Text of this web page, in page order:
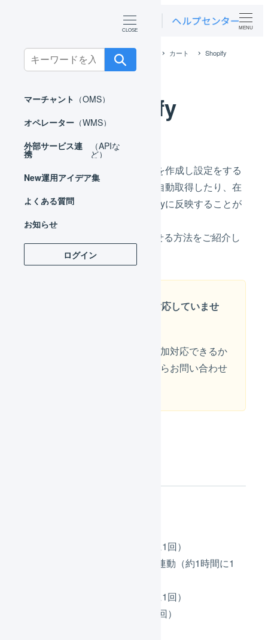
Search
for:
マーチャント （OMS）
オペレーター （WMS）
外部サービス連
携
（APIな
ど）
New運用アイデア集
よくある質問
お知らせ
ログイン
MENU
外部サービス連携（APIなど） カート Shopify
Shopify
Shopifyと連携するための店舗を作成し設定をする
ことで、Shopifyの受注情報を自動取得したり、在
庫数や出荷実績の情報をShopifyに反映することが
できます。
ShopifyとLOGILESSを連携させる方法をご紹介し
オプション機能には対応していませ
オプション機能について追加対応できるか
どうかは右下のチャットからお問い合わせ
受注情報の取得（約5分に1回）
入金／承認ステータスの連動（約1時間に1
出荷実績の反映（約5分に1回）
在庫数の連動（約5分に1回）